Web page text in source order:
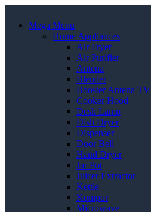
Mega Menu
Home Appliances
Air Fryer
Air Purifier
Antena
Blender
Booster Antena TV
Cooker Hood
Desk Lamp
Dish Dryer
Dispenser
Door Bell
Hand Dryer
Jar Pot
Juicer Extractor
Kettle
Kompor
Microwave